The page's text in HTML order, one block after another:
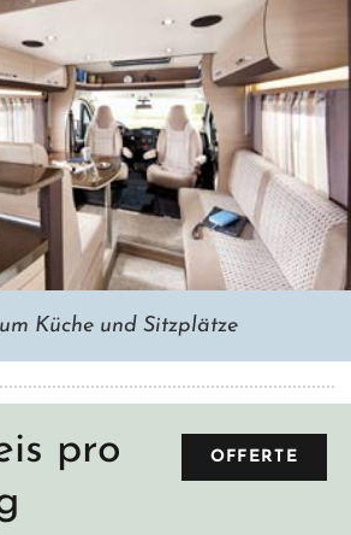
Küche und Sitzplätze
OFFERTE
pro